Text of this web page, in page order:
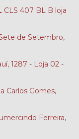
CLS 407 BL B loja
de Setembro,
1287 - Loja 02 -
Carlos Gomes,
Ferreira,